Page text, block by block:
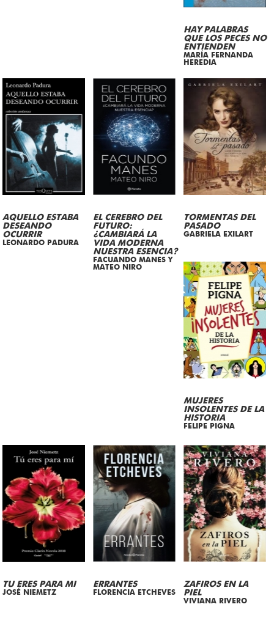
HAY PALABRAS
QUE LOS PECES NO
ENTIENDEN
MARÍA FERNANDA
HEREDIA
AQUELLO ESTABA
DESEANDO
OCURRIR
LEONARDO PADURA
EL CEREBRO DEL
FUTURO:
¿CAMBIARÁ LA
VIDA MODERNA
NUESTRA ESENCIA?
FACUANDO MANES Y
MATEO NIRO
TORMENTAS DEL
PASADO
GABRIELA EXILART
MUJERES
INSOLENTES DE LA
HISTORIA
FELIPE PIGNA
TU ERES PARA MI
JOSÉ NIEMETZ
ERRANTES
FLORENCIA ETCHEVES
ZAFIROS EN LA
PIEL
VIVIANA RIVERO